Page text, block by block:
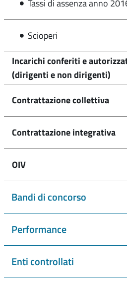
Tassi di assenza anno
Scioperi
Incarichi conferiti e
(dirigenti e non dirigenti)
Contrattazione collettiva
Contrattazione integrativa
OIV
Bandi di concorso
Performance
Enti controllati